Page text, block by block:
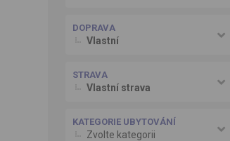
DOPRAVA
Vlastní
STRAVA
Vlastní strava
KATEGORIE UBYTOVÁNÍ
Zvolte kategorii